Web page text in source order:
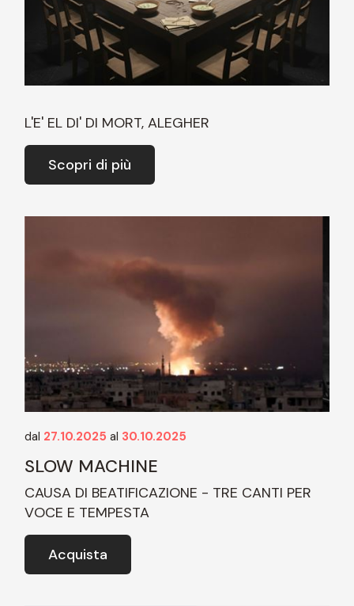
L'E' EL DI' DI MORT, ALEGHER
Scopri di più
dal 27.10.2025 al 30.10.2025
SLOW MACHINE
CAUSA DI BEATIFICAZIONE - TRE CANTI PER
VOCE E TEMPESTA
Acquista